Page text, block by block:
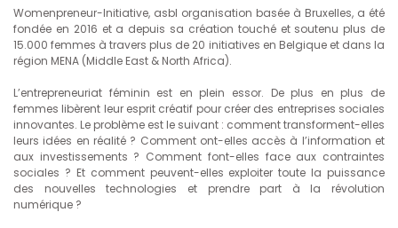
Womenpreneur-Initiative, asbl organisation basée à Bruxelles, a été
fondée en 2016 et a depuis sa création touché et soutenu plus de
15.000 femmes à travers plus de 20 initiatives en Belgique et dans la
région MENA (Middle East & North Africa).
L’entrepreneuriat féminin est en plein essor. De plus en plus de
femmes libèrent leur esprit créatif pour créer des entreprises sociales
innovantes. Le problème est le suivant : comment transforment-elles
leurs idées en réalité ? Comment ont-elles accès à l’information et
aux investissements ? Comment font-elles face aux contraintes
sociales ? Et comment peuvent-elles exploiter toute la puissance
des nouvelles technologies et prendre part à la révolution
numérique ?